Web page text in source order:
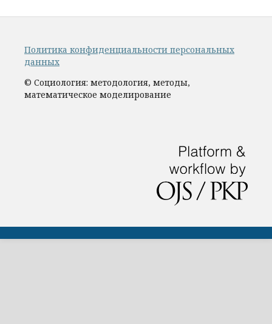
Политика конфиденциальности персональных
данных
© Социология: методология, методы,
математическое моделирование